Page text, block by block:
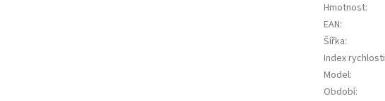
Hmotnost:
EAN:
Šířka:
Index rychlosti
Model:
Období: